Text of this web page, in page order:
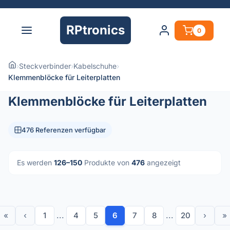
RPtronics 0
›Steckverbinder›Kabelschuhe›
Klemmenblöcke für Leiterplatten
Klemmenblöcke für Leiterplatten
476 Referenzen verfügbar
Es werden 126–150 Produkte von 476 angezeigt
« ‹ 1 ... 4 5 6 7 8 ... 20 › »